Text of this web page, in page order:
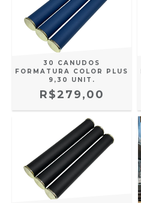
30 CANUDOS
FORMATURA COLOR PLUS
9,30 UNIT.
R$279,00